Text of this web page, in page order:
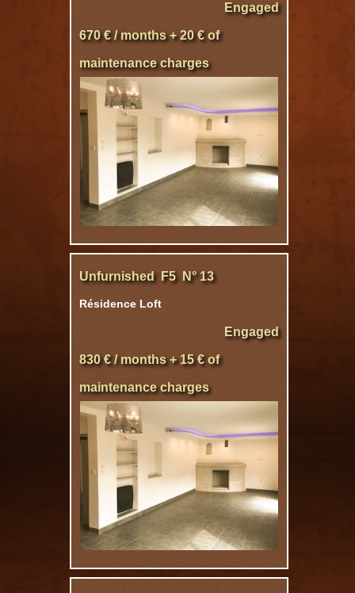
Engaged
670 € / months + 20 € of
maintenance charges
Unfurnished F5 N° 13
Résidence Loft
Engaged
830 € / months + 15 € of
maintenance charges